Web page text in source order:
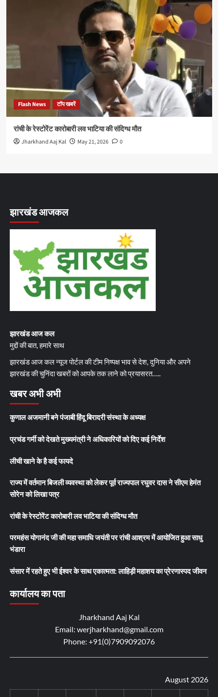
Flash News टॉप खबरें
रांची के रेस्टोरेंट कारोबारी लव भाटिया की संदिग्ध मौत
Jharkhand Aaj Kal May 21, 2026 0
झारखंड आजकल
झारखंड आज कल
मुद्दों की बात, हमारे साथ
झारखंड आज कल न्यूज पोर्टल की टीम निष्पक्ष भाव से देश, दुनिया और अपने
झारखंड की चुनिंदा खबरों को आपके तक लाने को प्रयासरत…..
खबर अभी अभी
कुणाल अजमानी बने पंजाबी हिंदू बिरादरी संस्था के अध्यक्ष
प्रचंड गर्मी को देखते मुख्यमंत्री ने अधिकारियों को दिए कई निर्देश
लीची खाने के है कई फायदे
राज्य में वर्तमान बिजली व्यवस्था को लेकर पूर्व राज्यपाल रघुवर दास ने सीएम हेमंत
सोरेन को लिखा पत्र
रांची के रेस्टोरेंट कारोबारी लव भाटिया की संदिग्ध मौत
परमहंस योगानंद जी की महा समाधि जयंती पर रांची आश्रम में आयोजित हुआ साधु
भंडारा
संसार में रहते हुए भी ईश्वर के साथ एकात्मता: लाहिड़ी महाशय का प्रेरणास्पद जीवन
कार्यालय का पता
Jharkhand Aaj Kal
Email: werjharkhand@gmail.com
Phone: +91(0)7909092076
August 2026